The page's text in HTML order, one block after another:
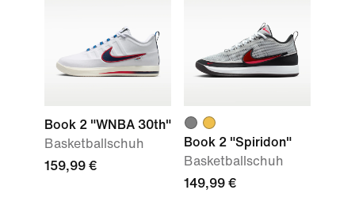
Book 2 "WNBA 30th"
Basketballschuh
159,99 €
Book 2 "Spiridon"
Basketballschuh
149,99 €